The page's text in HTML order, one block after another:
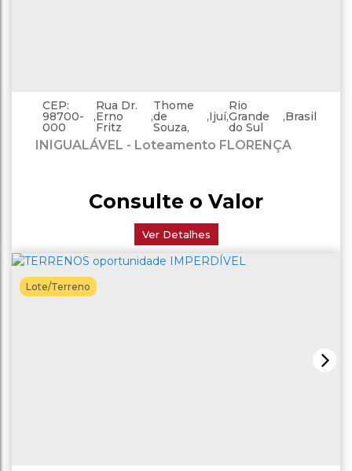
INIGUALÁVEL - Loteamento FLORENÇA
Consulte o Valor
CEP:
98700-
000
,
Rua Dr.
Erno
Fritz
,
Thome
de
Souza
,Ijuí,
Rio
Grande
do Sul
,Brasil
Ver Detalhes
Lote/Terreno